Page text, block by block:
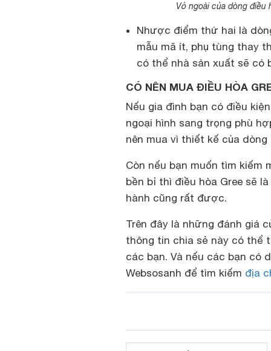
Vỏ ngoài của dòng điều
Nhược điểm thứ hai là
mẫu mã ít, phụ tùng thay
có thể nhà sản xuất sẽ có
CÓ NÊN MUA ĐIỀU HÒA
Nếu gia đình bạn có điều
ngoại hình sang trọng phù
nên mua vì thiết kế của
Còn nếu bạn muốn tìm kiếm
bền bỉ thì điều hòa Gree sẽ
hành cũng rất được.
Trên đây là những đánh giá
thông tin chia sẻ này có thể
các bạn. Và nếu các bạn có
Websosanh để tìm kiếm địa